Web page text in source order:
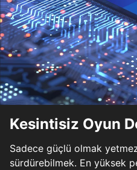
Kesintisiz Oyun
Sadece güçlü olmak
sürdürebilmek. En yüksek